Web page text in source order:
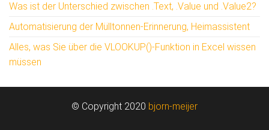
Was ist der Unterschied zwischen .Text, .Value und .Value2?
Automatisierung der Mülltonnen-Erinnerung, Heimassistent
Alles, was Sie über die VLOOKUP()-Funktion in Excel wissen
müssen
© Copyright 2020 bjorn-meijer